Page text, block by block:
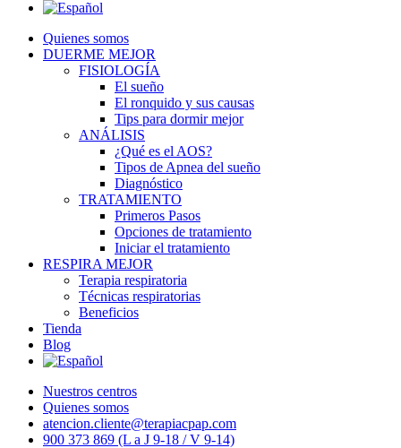
Quienes somos
DUERME MEJOR
FISIOLOGÍA
El sueño
El ronquido y sus causas
Tips para dormir mejor
ANÁLISIS
¿Qué es el AOS?
Tipos de Apnea del sueño
Diagnóstico
TRATAMIENTO
Primeros Pasos
Opciones de tratamiento
Iniciar el tratamiento
RESPIRA MEJOR
Terapia respiratoria
Técnicas respiratorias
Beneficios
Tienda
Blog
Nuestros centros
Quienes somos
atencion.cliente@terapiacpap.com
900 373 869 (L a J 9-18 / V 9-14)